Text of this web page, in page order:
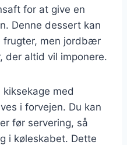
for at give en
Denne dessert kan
frugter, men jordbær
der altid vil imponere.
med
i forvejen. Du kan
før servering, så
i køleskabet. Dette